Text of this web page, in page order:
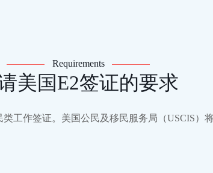
Requirements
美国E2签证的要求
工作签证。美国公民及移民服务局（USCIS